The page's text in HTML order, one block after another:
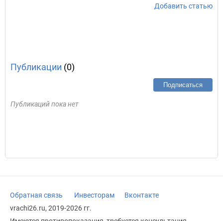
Добавить статью
Публикации (0)
Подписаться
Публикаций пока нет
Обратная связь Инвесторам
Вконтакте
vrachi26.ru, 2019-2026 гг.